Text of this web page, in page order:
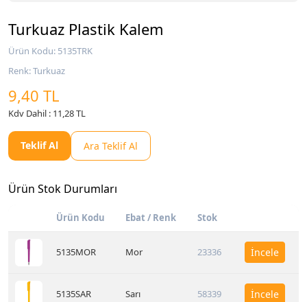
Turkuaz Plastik Kalem
Ürün Kodu: 5135TRK
Renk: Turkuaz
9,40 TL
Kdv Dahil : 11,28 TL
Teklif Al Ara Teklif Al
Ürün Stok Durumları
Ürün Kodu Ebat / Renk Stok
5135MOR Mor 23336 İncele
5135SAR Sarı 58339 İncele